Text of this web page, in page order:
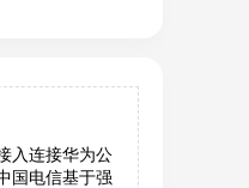
入连接华为公
国电信基于强